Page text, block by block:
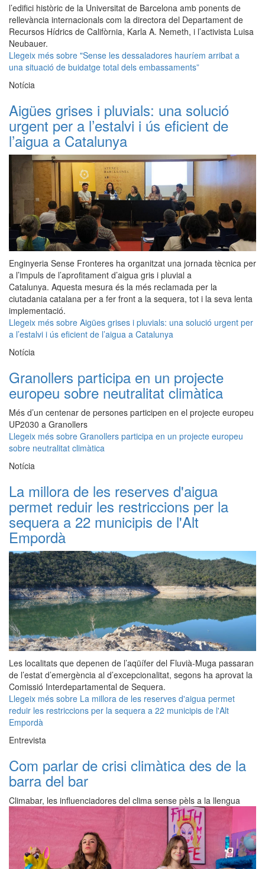
l’edifici històric de la Universitat de Barcelona amb ponents de
rellevància internacionals com la directora del Departament de
Recursos Hídrics de Califòrnia, Karla A. Nemeth, i l’activista Luisa
Neubauer.
Llegeix més sobre "Sense les dessaladores hauríem arribat a
una situació de buidatge total dels embassaments”
Notícia
Aigües grises i pluvials: una solució
urgent per a l’estalvi i ús eficient de
l’aigua a Catalunya
Enginyeria Sense Fronteres ha organitzat una jornada tècnica per
a l’impuls de l’aprofitament d’aigua gris i pluvial a
Catalunya. Aquesta mesura és la més reclamada per la
ciutadania catalana per a fer front a la sequera, tot i la seva lenta
implementació.
Llegeix més sobre Aigües grises i pluvials: una solució urgent per
a l’estalvi i ús eficient de l’aigua a Catalunya
Notícia
Granollers participa en un projecte
europeu sobre neutralitat climàtica
Més d’un centenar de persones participen en el projecte europeu
UP2030 a Granollers
Llegeix més sobre Granollers participa en un projecte europeu
sobre neutralitat climàtica
Notícia
La millora de les reserves d'aigua
permet reduir les restriccions per la
sequera a 22 municipis de l'Alt
Empordà
Les localitats que depenen de l’aqüífer del Fluvià-Muga passaran
de l’estat d’emergència al d’excepcionalitat, segons ha aprovat la
Comissió Interdepartamental de Sequera.
Llegeix més sobre La millora de les reserves d'aigua permet
reduir les restriccions per la sequera a 22 municipis de l'Alt
Empordà
Entrevista
Com parlar de crisi climàtica des de la
barra del bar
Climabar, les influenciadores del clima sense pèls a la llengua